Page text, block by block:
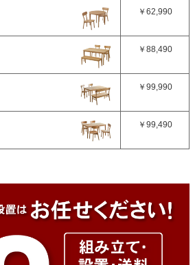
￥62,990
￥88,490
￥99,990
￥99,490